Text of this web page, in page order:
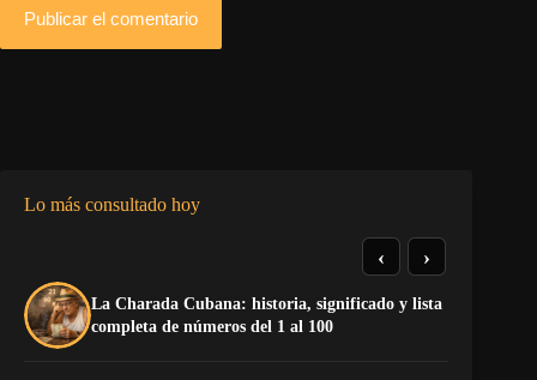
Publicar el comentario
Lo más consultado hoy
La Charada Cubana: historia, significado y lista
completa de números del 1 al 100
‹ ›